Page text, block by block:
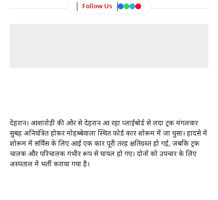
Follow Us
देहरादून। आशारोड़ी की ओर से देहरादून आ रहा प्लाईबोर्ड से लदा ट्रक मंगलवार
सुबह अनियंत्रित होकर मोहब्बेवाला स्थित फोर्ड कार शोरूम में जा घुसा। हादसे में
शोरूम में सर्विस के लिए आई एक कार पूरी तरह क्षतिग्रस्त हो गई, जबकि ट्रक
चालक और परिचालक गंभीर रूप से घायल हो गए। दोनों को उपचार के लिए
अस्पताल में भर्ती कराया गया है।